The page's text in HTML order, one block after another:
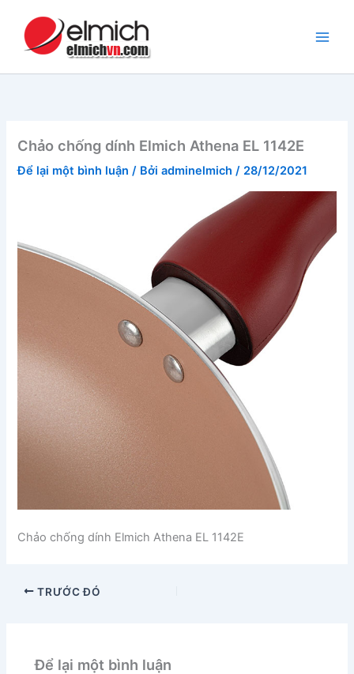
Chảo chống dính Elmich Athena EL 1142E
Để lại một bình luận / Bởiadminelmich/ 28/12/2021
Chảo chống dính Elmich Athena EL 1142E
TRƯỚC ĐÓ
Để lại một bình luận